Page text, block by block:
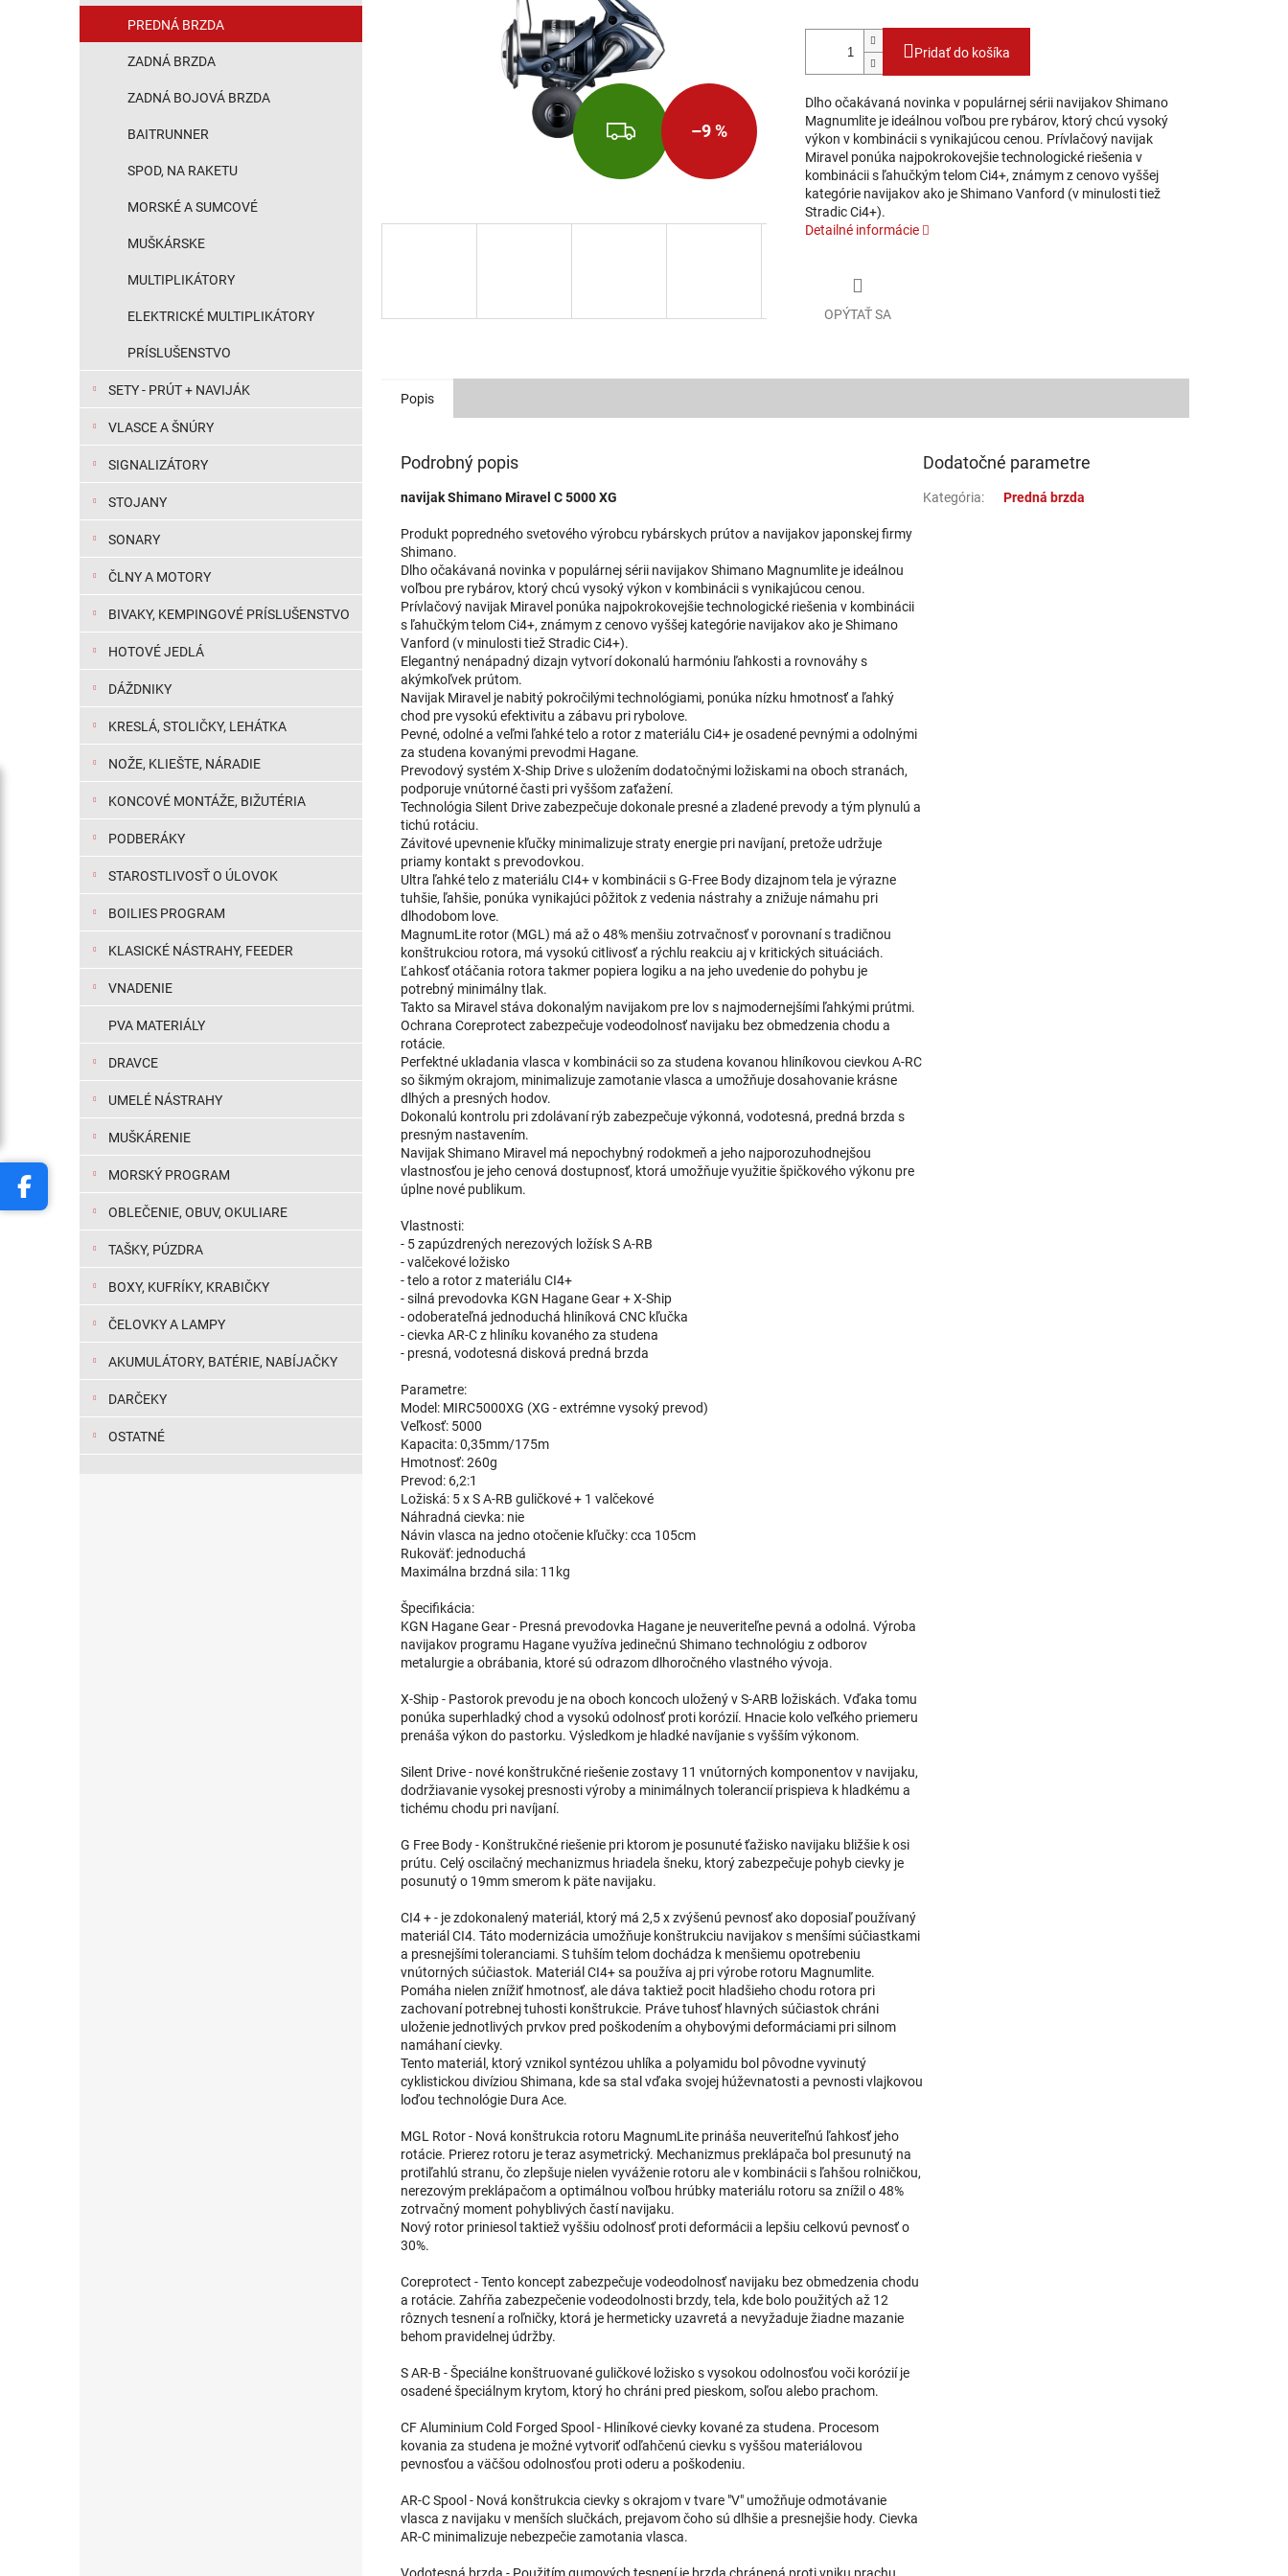
PREDNÁ BRZDA
ZADNÁ BRZDA
ZADNÁ BOJOVÁ BRZDA
BAITRUNNER
SPOD, NA RAKETU
MORSKÉ A SUMCOVÉ
MUŠKÁRSKE
MULTIPLIKÁTORY
ELEKTRICKÉ MULTIPLIKÁTORY
PRÍSLUŠENSTVO
SETY - PRÚT + NAVIJÁK
VLASCE A ŠNÚRY
SIGNALIZÁTORY
STOJANY
SONARY
ČLNY A MOTORY
BIVAKY, KEMPINGOVÉ PRÍSLUŠENSTVO
HOTOVÉ JEDLÁ
DÁŽDNIKY
KRESLÁ, STOLIČKY, LEHÁTKA
NOŽE, KLIEŠTE, NÁRADIE
KONCOVÉ MONTÁŽE, BIŽUTÉRIA
PODBERÁKY
STAROSTLIVOSŤ O ÚLOVOK
BOILIES PROGRAM
KLASICKÉ NÁSTRAHY, FEEDER
VNADENIE
PVA MATERIÁLY
DRAVCE
UMELÉ NÁSTRAHY
MUŠKÁRENIE
MORSKÝ PROGRAM
OBLEČENIE, OBUV, OKULIARE
TAŠKY, PÚZDRA
BOXY, KUFRÍKY, KRABIČKY
ČELOVKY A LAMPY
AKUMULÁTORY, BATÉRIE, NABÍJAČKY
DARČEKY
OSTATNÉ
ZADARMO
–9 %
Pridať do košíka
Dlho očakávaná novinka v populárnej sérii navijakov Shimano
Magnumlite je ideálnou voľbou pre rybárov, ktorý chcú vysoký
výkon v kombinácii s vynikajúcou cenou. Prívlačový navijak
Miravel ponúka najpokrokovejšie technologické riešenia v
kombinácii s ľahučkým telom Ci4+, známym z cenovo vyššej
kategórie navijakov ako je Shimano Vanford (v minulosti tiež
Stradic Ci4+).
Detailné informácie
OPÝTAŤ SA
Popis
Podrobný popis
navijak Shimano Miravel C 5000 XG
Produkt popredného svetového výrobcu rybárskych prútov a navijakov japonskej firmy
Shimano.
Dlho očakávaná novinka v populárnej sérii navijakov Shimano Magnumlite je ideálnou
voľbou pre rybárov, ktorý chcú vysoký výkon v kombinácii s vynikajúcou cenou.
Prívlačový navijak Miravel ponúka najpokrokovejšie technologické riešenia v kombinácii
s ľahučkým telom Ci4+, známym z cenovo vyššej kategórie navijakov ako je Shimano
Vanford (v minulosti tiež Stradic Ci4+).
Elegantný nenápadný dizajn vytvorí dokonalú harmóniu ľahkosti a rovnováhy s
akýmkoľvek prútom.
Navijak Miravel je nabitý pokročilými technológiami, ponúka nízku hmotnosť a ľahký
chod pre vysokú efektivitu a zábavu pri rybolove.
Pevné, odolné a veľmi ľahké telo a rotor z materiálu Ci4+ je osadené pevnými a odolnými
za studena kovanými prevodmi Hagane.
Prevodový systém X-Ship Drive s uložením dodatočnými ložiskami na oboch stranách,
podporuje vnútorné časti pri vyššom zaťažení.
Technológia Silent Drive zabezpečuje dokonale presné a zladené prevody a tým plynulú a
tichú rotáciu.
Závitové upevnenie kľučky minimalizuje straty energie pri navíjaní, pretože udržuje
priamy kontakt s prevodovkou.
Ultra ľahké telo z materiálu CI4+ v kombinácii s G-Free Body dizajnom tela je výrazne
tuhšie, ľahšie, ponúka vynikajúci pôžitok z vedenia nástrahy a znižuje námahu pri
dlhodobom love.
MagnumLite rotor (MGL) má až o 48% menšiu zotrvačnosť v porovnaní s tradičnou
konštrukciou rotora, má vysokú citlivosť a rýchlu reakciu aj v kritických situáciách.
Ľahkosť otáčania rotora takmer popiera logiku a na jeho uvedenie do pohybu je
potrebný minimálny tlak.
Takto sa Miravel stáva dokonalým navijakom pre lov s najmodernejšími ľahkými prútmi.
Ochrana Coreprotect zabezpečuje vodeodolnosť navijaku bez obmedzenia chodu a
rotácie.
Perfektné ukladania vlasca v kombinácii so za studena kovanou hliníkovou cievkou A-RC
so šikmým okrajom, minimalizuje zamotanie vlasca a umožňuje dosahovanie krásne
dlhých a presných hodov.
Dokonalú kontrolu pri zdolávaní rýb zabezpečuje výkonná, vodotesná, predná brzda s
presným nastavením.
Navijak Shimano Miravel má nepochybný rodokmeň a jeho najporozuhodnejšou
vlastnosťou je jeho cenová dostupnosť, ktorá umožňuje využitie špičkového výkonu pre
úplne nové publikum.
Vlastnosti:
- 5 zapúzdrených nerezových ložísk S A-RB
- valčekové ložisko
- telo a rotor z materiálu CI4+
- silná prevodovka KGN Hagane Gear + X-Ship
- odoberateľná jednoduchá hliníková CNC kľučka
- cievka AR-C z hliníku kovaného za studena
- presná, vodotesná disková predná brzda
Parametre:
Model: MIRC5000XG (XG - extrémne vysoký prevod)
Veľkosť: 5000
Kapacita: 0,35mm/175m
Hmotnosť: 260g
Prevod: 6,2:1
Ložiská: 5 x S A-RB guličkové + 1 valčekové
Náhradná cievka: nie
Návin vlasca na jedno otočenie kľučky: cca 105cm
Rukoväť: jednoduchá
Maximálna brzdná sila: 11kg
Špecifikácia:
KGN Hagane Gear - Presná prevodovka Hagane je neuveriteľne pevná a odolná. Výroba
navijakov programu Hagane využíva jedinečnú Shimano technológiu z odborov
metalurgie a obrábania, ktoré sú odrazom dlhoročného vlastného vývoja.
X-Ship - Pastorok prevodu je na oboch koncoch uložený v S-ARB ložiskách. Vďaka tomu
ponúka superhladký chod a vysokú odolnosť proti korózií. Hnacie kolo veľkého priemeru
prenáša výkon do pastorku. Výsledkom je hladké navíjanie s vyšším výkonom.
Silent Drive - nové konštrukčné riešenie zostavy 11 vnútorných komponentov v navijaku,
dodržiavanie vysokej presnosti výroby a minimálnych tolerancií prispieva k hladkému a
tichému chodu pri navíjaní.
G Free Body - Konštrukčné riešenie pri ktorom je posunuté ťažisko navijaku bližšie k osi
prútu. Celý oscilačný mechanizmus hriadela šneku, ktorý zabezpečuje pohyb cievky je
posunutý o 19mm smerom k päte navijaku.
CI4 + - je zdokonalený materiál, ktorý má 2,5 x zvýšenú pevnosť ako doposiaľ používaný
materiál CI4. Táto modernizácia umožňuje konštrukciu navijakov s menšími súčiastkami
a presnejšími toleranciami. S tuhším telom dochádza k menšiemu opotrebeniu
vnútorných súčiastok. Materiál CI4+ sa používa aj pri výrobe rotoru Magnumlite.
Pomáha nielen znížiť hmotnosť, ale dáva taktiež pocit hladšieho chodu rotora pri
zachovaní potrebnej tuhosti konštrukcie. Práve tuhosť hlavných súčiastok chráni
uloženie jednotlivých prvkov pred poškodením a ohybovými deformáciami pri silnom
namáhaní cievky.
Tento materiál, ktorý vznikol syntézou uhlíka a polyamidu bol pôvodne vyvinutý
cyklistickou divíziou Shimana, kde sa stal vďaka svojej húževnatosti a pevnosti vlajkovou
loďou technológie Dura Ace.
MGL Rotor - Nová konštrukcia rotoru MagnumLite prináša neuveriteľnú ľahkosť jeho
rotácie. Prierez rotoru je teraz asymetrický. Mechanizmus preklápača bol presunutý na
protiľahlú stranu, čo zlepšuje nielen vyváženie rotoru ale v kombinácii s ľahšou rolničkou,
nerezovým preklápačom a optimálnou voľbou hrúbky materiálu rotoru sa znížil o 48%
zotrvačný moment pohyblivých častí navijaku.
Nový rotor priniesol taktiež vyššiu odolnosť proti deformácii a lepšiu celkovú pevnosť o
30%.
Coreprotect - Tento koncept zabezpečuje vodeodolnosť navijaku bez obmedzenia chodu
a rotácie. Zahŕňa zabezpečenie vodeodolnosti brzdy, tela, kde bolo použitých až 12
rôznych tesnení a roľničky, ktorá je hermeticky uzavretá a nevyžaduje žiadne mazanie
behom pravidelnej údržby.
S AR-B - Špeciálne konštruované guličkové ložisko s vysokou odolnosťou voči korózií je
osadené špeciálnym krytom, ktorý ho chráni pred pieskom, soľou alebo prachom.
CF Aluminium Cold Forged Spool - Hliníkové cievky kované za studena. Procesom
kovania za studena je možné vytvoriť odľahčenú cievku s vyššou materiálovou
pevnosťou a väčšou odolnosťou proti oderu a poškodeniu.
AR-C Spool - Nová konštrukcia cievky s okrajom v tvare "V" umožňuje odmotávanie
vlasca z navijaku v menších slučkách, prejavom čoho sú dlhšie a presnejšie hody. Cievka
AR-C minimalizuje nebezpečie zamotania vlasca.
Dodatočné parametre
Kategória: Predná brzda